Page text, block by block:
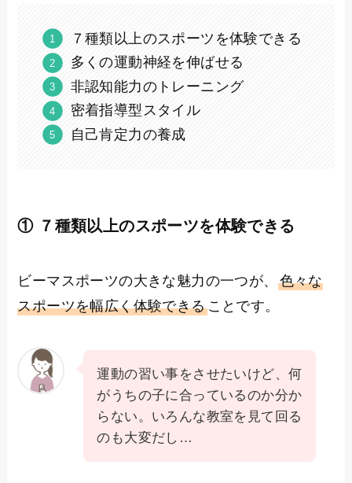
７種類以上のスポーツを体験できる
多くの運動神経を伸ばせる
非認知能力のトレーニング
密着指導型スタイル
自己肯定力の養成
① ７種類以上のスポーツを体験できる
ビーマスポーツの大きな魅力の一つが、 色々な
スポーツを幅広く体験できることです。
運動の習い事をさせたいけど、何
がうちの子に合っているのか分か
らない。いろんな教室を見て回る
のも大変だし…